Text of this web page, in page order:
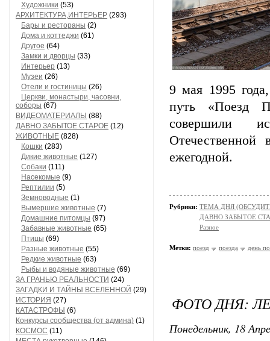
Художники (53)
АРХИТЕКТУРА,ИНТЕРЬЕР (293)
Бары и рестораны (2)
Дома и коттеджи (61)
Другое (64)
Замки и дворцы (33)
Интерьер (13)
Музеи (26)
Отели и гостиницы (26)
Церкви, монастыри, часовни,
соборы (67)
ВИДЕОМАТЕРИАЛЫ (88)
ДАВНО ЗАБЫТОЕ СТАРОЕ (12)
ЖИВОТНЫЕ (828)
Кошки (283)
Дикие животные (127)
Собаки (111)
Насекомые (9)
Рептилии (5)
Земноводные (1)
Вымершие животные (7)
Домашние питомцы (97)
Забавные животные (65)
Птицы (69)
Разные животные (55)
Редкие животные (63)
Рыбы и водяные животные (69)
ЗА ГРАНЬЮ РЕАЛЬНОСТИ (24)
ЗАГАДКИ И ТАЙНЫ ВСЕЛЕННОЙ (29)
ИСТОРИЯ (27)
КАТАСТРОФЫ (6)
Конкурсы сообщества (от админа) (1)
КОСМОС (11)
9 мая 1995
путь «Поезд
совершили
ежегодной.
Рубрики: ТЕМА ДНЯ
ДАВНО ЗАБЫТОЕ
Разное
Метки: поезд поезда день
ФОТО ДНЯ:
Понедельник, 18